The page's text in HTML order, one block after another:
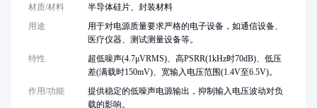
材质/材料
半导体硅片、封装材料
用途
用于对电源质量要求严格的电子设备，如通信设备、
医疗仪器、测试测量设备等。
特性
超低噪声(4.7μVRMS)、高PSRR(1kHz时70dB)、低压
差(满载时150mV)、宽输入电压范围(1.4V至6.5V)。
作用/功能
提供稳定的低噪声电源输出，抑制输入电压波动对负
载的影响。